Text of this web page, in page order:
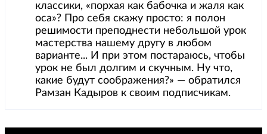
классики, «порхая как бабочка и жаля как
оса»? Про себя скажу просто: я полон
решимости преподнести небольшой урок
мастерства нашему другу в любом
варианте... И при этом постараюсь, чтобы
урок не был долгим и скучным. Ну что,
какие будут соображения?» — обратился
Рамзан Кадыров к своим подписчикам.